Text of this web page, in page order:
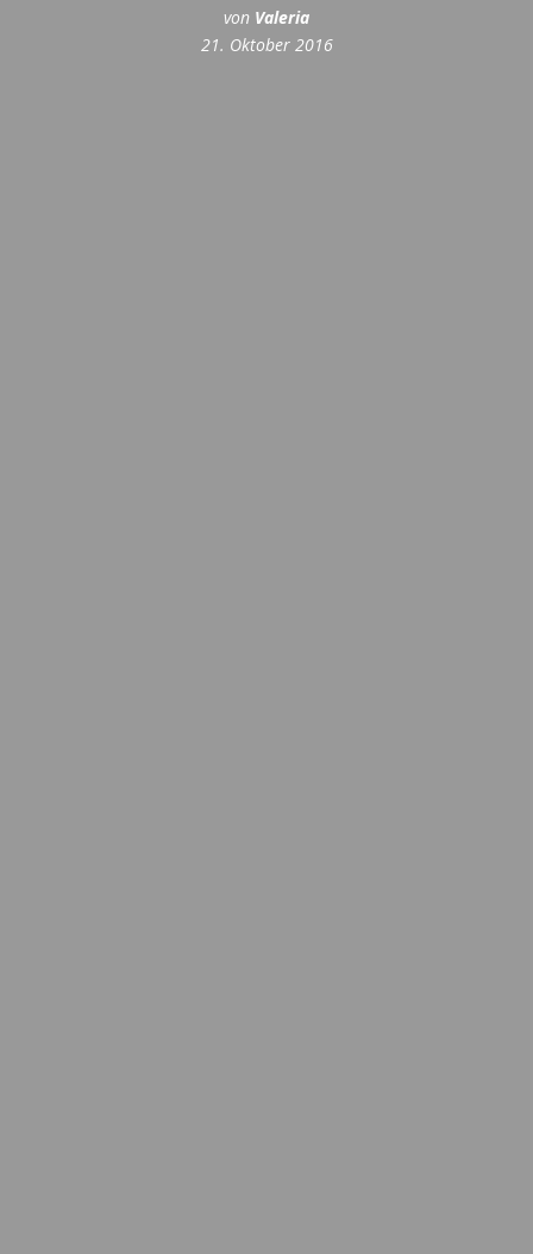
von Valeria
21. Oktober 2016